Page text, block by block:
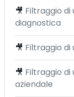
🎥 Filtraggio
diagnostica
🎥 Filtraggio
🎥 Filtraggio di
aziendale